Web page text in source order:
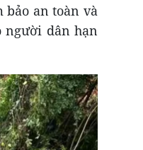
bảo an toàn và
người dân hạn